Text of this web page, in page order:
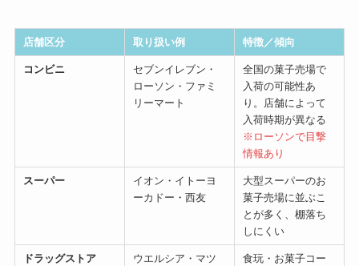
店舗区分 取り扱い例 特徴／傾向
コンビニ
セブンイレブン・
ローソン・ファミ
リーマート
全国の菓子売場で
入荷の可能性あ
り。店舗によって
入荷時期が異なる
※ローソンで目撃
情報あり
スーパー
イオン・イトーヨ
ーカドー・西友
大型スーパーのお
菓子売場に並ぶこ
とが多く、棚落ち
しにくい
ドラッグストア
ウエルシア・マツ
食玩・お菓子コー